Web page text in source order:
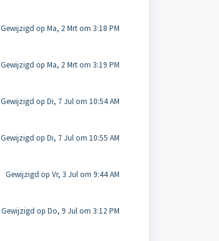
Gewijzigd op Ma, 2 Mrt om 3:18 PM
Gewijzigd op Ma, 2 Mrt om 3:19 PM
Gewijzigd op Di, 7 Jul om 10:54 AM
Gewijzigd op Di, 7 Jul om 10:55 AM
Gewijzigd op Vr, 3 Jul om 9:44 AM
Gewijzigd op Do, 9 Jul om 3:12 PM